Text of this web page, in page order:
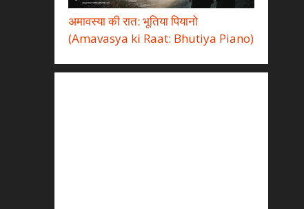
अमावस्या की रात: भूतिया पियानो
(Amavasya ki Raat: Bhutiya Piano)